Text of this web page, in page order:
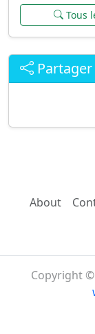
Tous
Partager
About
Copyright